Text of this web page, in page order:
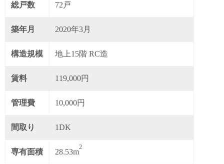
総戸数 72戸
築年月 2020年3月
構造規模 地上15階 RC造
賃料 119,000円
管理費 10,000円
間取り 1DK
専有面積 28.53m
2